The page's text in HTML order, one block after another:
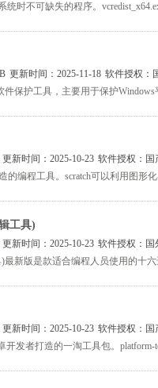
更新时间：2025-11-18 软件授权：
更新时间：2025-10-23 软件授权： 国
工具)
更新时间：2025-10-23 软件授权： 国
更新时间：2025-10-23 软件授权： 国